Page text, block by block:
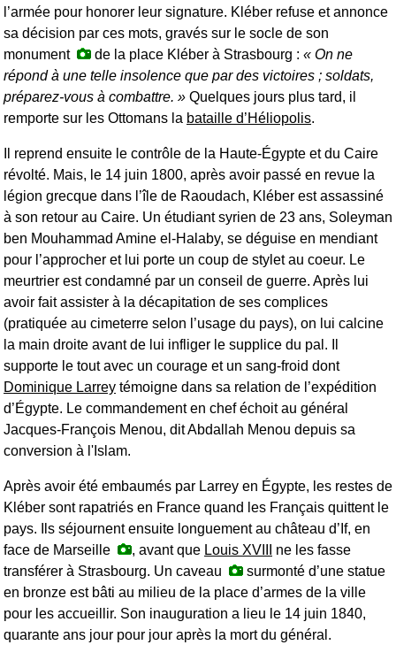
l’armée pour honorer leur signature. Kléber refuse et annonce
sa décision par ces mots, gravés sur le socle de son
monument
de la place Kléber à Strasbourg :
On ne
répond à une telle insolence que par des victoires ; soldats,
préparez-vous à combattre.
Quelques jours plus tard, il
remporte sur les Ottomans la bataille d’Héliopolis.
Il reprend ensuite le contrôle de la Haute-Égypte et du Caire
révolté. Mais, le 14 juin 1800, après avoir passé en revue la
légion grecque dans l’île de Raoudach, Kléber est assassiné
à son retour au Caire. Un étudiant syrien de 23 ans, Soleyman
ben Mouhammad Amine el-Halaby, se déguise en mendiant
pour l’approcher et lui porte un coup de stylet au coeur. Le
meurtrier est condamné par un conseil de guerre. Après lui
avoir fait assister à la décapitation de ses complices
(pratiquée au cimeterre selon l’usage du pays), on lui calcine
la main droite avant de lui infliger le supplice du pal. Il
supporte le tout avec un courage et un sang-froid dont
Dominique Larrey témoigne dans sa relation de l’expédition
d’Égypte. Le commandement en chef échoit au général
Jacques-François Menou, dit Abdallah Menou depuis sa
conversion à l'Islam.
Après avoir été embaumés par Larrey en Égypte, les restes de
Kléber sont rapatriés en France quand les Français quittent le
pays. Ils séjournent ensuite longuement au château d’If, en
face de Marseille
, avant que Louis XVIII
ne les fasse
transférer à Strasbourg. Un caveau
surmonté d’une statue
en bronze est bâti au milieu de la place d’armes de la ville
pour les accueillir. Son inauguration a lieu le 14 juin 1840,
quarante ans jour pour jour après la mort du général.